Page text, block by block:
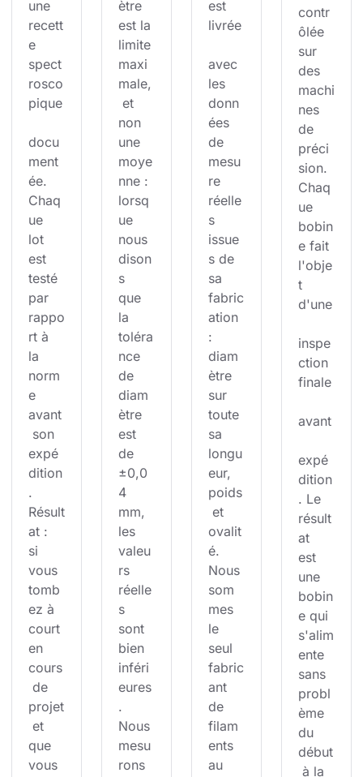
une
recett
e
spect
rosco
pique
docu
ment
ée.
Chaq
ue
lot
est
testé
par
rappo
rt à
la
norm
e
avant
son
expé
dition
.
Résult
at :
si
vous
tomb
ez à
court
en
cours
de
projet
et
que
vous
ètre
est la
limite
maxi
male,
et
non
une
moye
nne :
lorsq
ue
nous
dison
s
que
la
toléra
nce
de
diam
ètre
est
de
±0,0
4
mm,
les
valeu
rs
réelle
s
sont
bien
inféri
eures
.
Nous
mesu
rons
est
livrée
avec
les
donn
ées
de
mesu
re
réelle
s
issue
s de
sa
fabric
ation
:
diam
ètre
sur
toute
sa
longu
eur,
poids
et
ovalit
é.
Nous
som
mes
le
seul
fabric
ant
de
filam
ents
au
contr
ôlée
sur
des
machi
nes
de
préci
sion.
Chaq
ue
bobin
e fait
l'obje
t
d'une
inspe
ction
finale
avant
expé
dition
. Le
résult
at
est
une
bobin
e qui
s'alim
ente
sans
probl
ème
du
début
à la